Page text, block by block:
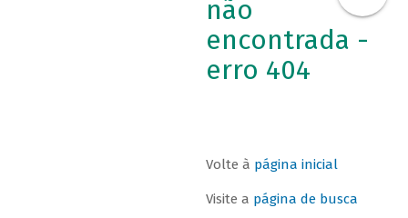
não
encontrada -
erro 404
Volte à página inicial
Visite a página de busca